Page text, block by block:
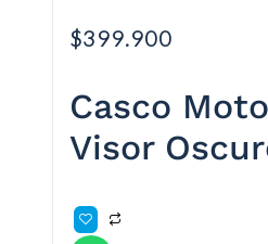
$399.900
Casco
Visor